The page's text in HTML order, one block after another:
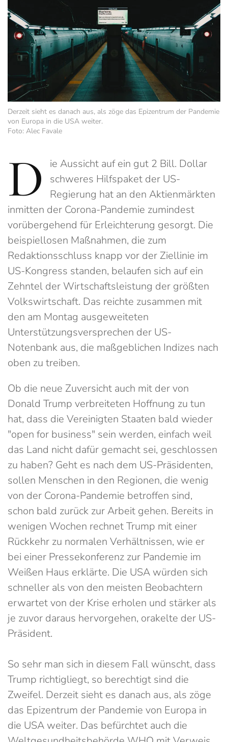
Derzeit sieht es danach aus, als zöge das Epizentrum der Pandemie
von Europa in die USA weiter.
Foto: Alec Favale
D
ie Aussicht auf ein gut 2 Bill. Dollar
schweres Hilfspaket der US-
Regierung hat an den Aktienmärkten
inmitten der Corona-Pandemie zumindest
vorübergehend für Erleichterung gesorgt. Die
beispiellosen Maßnahmen, die zum
Redaktionsschluss knapp vor der Ziellinie im
US-Kongress standen, belaufen sich auf ein
Zehntel der Wirtschaftsleistung der größten
Volkswirtschaft. Das reichte zusammen mit
den am Montag ausgeweiteten
Unterstützungsversprechen der US-
Notenbank aus, die maßgeblichen Indizes nach
oben zu treiben.
Ob die neue Zuversicht auch mit der von
Donald Trump verbreiteten Hoffnung zu tun
hat, dass die Vereinigten Staaten bald wieder
"open for business" sein werden, einfach weil
das Land nicht dafür gemacht sei, geschlossen
zu haben? Geht es nach dem US-Präsidenten,
sollen Menschen in den Regionen, die wenig
von der Corona-Pandemie betroffen sind,
schon bald zurück zur Arbeit gehen. Bereits in
wenigen Wochen rechnet Trump mit einer
Rückkehr zu normalen Verhältnissen, wie er
bei einer Pressekonferenz zur Pandemie im
Weißen Haus erklärte. Die USA würden sich
schneller als von den meisten Beobachtern
erwartet von der Krise erholen und stärker als
je zuvor daraus hervorgehen, orakelte der US-
Präsident.
So sehr man sich in diesem Fall wünscht, dass
Trump richtigliegt, so berechtigt sind die
Zweifel. Derzeit sieht es danach aus, als zöge
das Epizentrum der Pandemie von Europa in
die USA weiter. Das befürchtet auch die